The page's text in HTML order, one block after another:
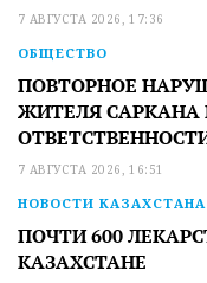
7 АВГУСТА 2026, 17:36
ОБЩЕСТВО
ПОВТОРНОЕ
ЖИТЕЛЯ САРКАНА
7 АВГУСТА 2026, 16:51
НОВОСТИ КАЗАХСТАНА
ПОЧТИ 600
КАЗАХСТАНЕ